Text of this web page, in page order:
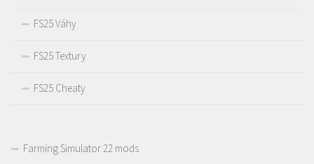
FS25 Váhy
FS25 Textury
FS25 Cheaty
Farming Simulator 22 mods